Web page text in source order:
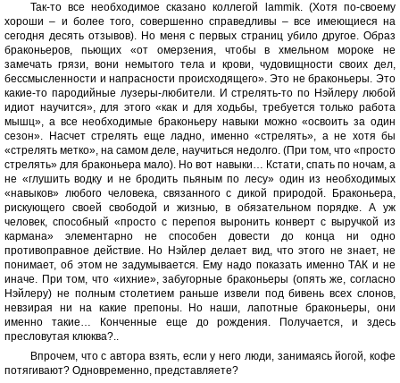
Так-то все необходимое сказано коллегой lammik. (Хотя по-своему
хороши – и более того, совершенно справедливы – все имеющиеся на
сегодня десять отзывов). Но меня с первых страниц убило другое. Образ
браконьеров, пьющих «от омерзения, чтобы в хмельном мороке не
замечать грязи, вони немытого тела и крови, чудовищности своих дел,
бессмысленности и напрасности происходящего». Это не браконьеры. Это
какие-то пародийные лузеры-любители. И стрелять-то по Нэйлеру любой
идиот научится», для этого «как и для ходьбы, требуется только работа
мышц», а все необходимые браконьеру навыки можно «освоить за один
сезон». Насчет стрелять еще ладно, именно «стрелять», а не хотя бы
«стрелять метко», на самом деле, научиться недолго. (При том, что «просто
стрелять» для браконьера мало). Но вот навыки… Кстати, спать по ночам, а
не «глушить водку и не бродить пьяным по лесу» один из необходимых
«навыков» любого человека, связанного с дикой природой. Браконьера,
рискующего своей свободой и жизнью, в обязательном порядке. А уж
человек, способный «просто с перепоя выронить конверт с выручкой из
кармана» элементарно не способен довести до конца ни одно
противоправное действие. Но Нэйлер делает вид, что этого не знает, не
понимает, об этом не задумывается. Ему надо показать именно ТАК и не
иначе. При том, что «ихние», забугорные браконьеры (опять же, согласно
Нэйлеру) не полным столетием раньше извели под бивень всех слонов,
невзирая ни на какие препоны. Но наши, лапотные браконьеры, они
именно такие… Конченные еще до рождения. Получается, и здесь
пресловутая клюква?..
Впрочем, что с автора взять, если у него люди, занимаясь йогой, кофе
потягивают? Одновременно, представляете?